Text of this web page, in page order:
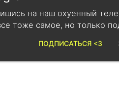
на наш охуенный
тоже самое, но только
ПОДПИСАТЬСЯ <3